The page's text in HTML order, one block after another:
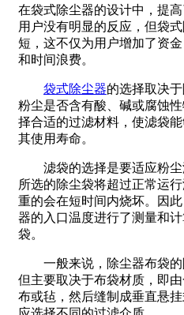
在袋式除尘器的设计中，提
用户没有明显的反应，但袋
短，这不仅为用户增加了资
和时间浪费。
袋式除尘器的选择取决
粉尘是否含有酸、碱或腐蚀
择合适的过滤材料，使滤袋
其使用寿命。
滤袋的选择是要适应粉
所选的除尘袋将超过正常运
重的会在短时间内烧坏。因
器的入口温度进行了测量和
袋。
一般来说，除尘器布袋
但主要取决于布袋材质，即
布或毡，然后缝制成垂直悬